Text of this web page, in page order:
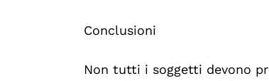
Conclusioni
Non tutti i soggetti devono